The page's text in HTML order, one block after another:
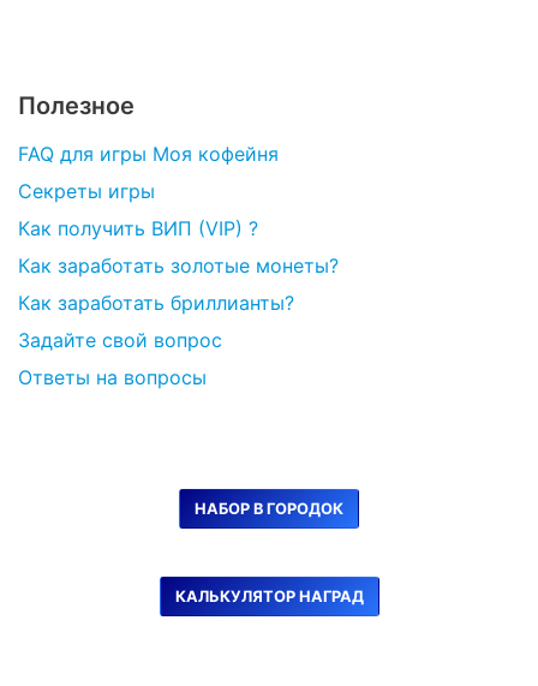
Полезное
FAQ для игры Моя кофейня
Секреты игры
Как получить ВИП (VIP) ?
Как заработать золотые монеты?
Как заработать бриллианты?
Задайте свой вопрос
Ответы на вопросы
НАБОР В ГОРОДОК
КАЛЬКУЛЯТОР НАГРАД